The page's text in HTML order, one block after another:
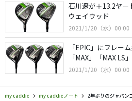
石川遼が＋13.2ヤ
ウェイウッド
2021/1/20（水）00:00
「EPIC」にフレー
「MAX」「MAX LS
2021/1/20（水）00:00
my caddie my caddieノート 2年ぶりのジャパンゴ